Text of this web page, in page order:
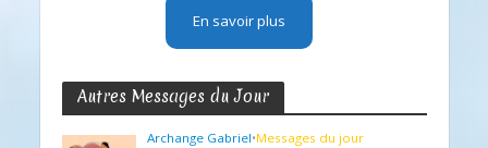
En savoir plus
Autres Messages du Jour
Archange Gabriel•Messages du jour